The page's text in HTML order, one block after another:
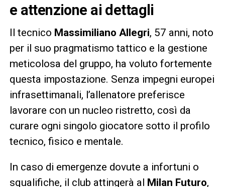
e attenzione ai dettagli
Il tecnico Massimiliano Allegri, 57 anni, noto
per il suo pragmatismo tattico e la gestione
meticolosa del gruppo, ha voluto fortemente
questa impostazione. Senza impegni europei
infrasettimanali, l’allenatore preferisce
lavorare con un nucleo ristretto, così da
curare ogni singolo giocatore sotto il profilo
tecnico, fisico e mentale.
In caso di emergenze dovute a infortuni o
squalifiche, il club attingerà al Milan Futuro,